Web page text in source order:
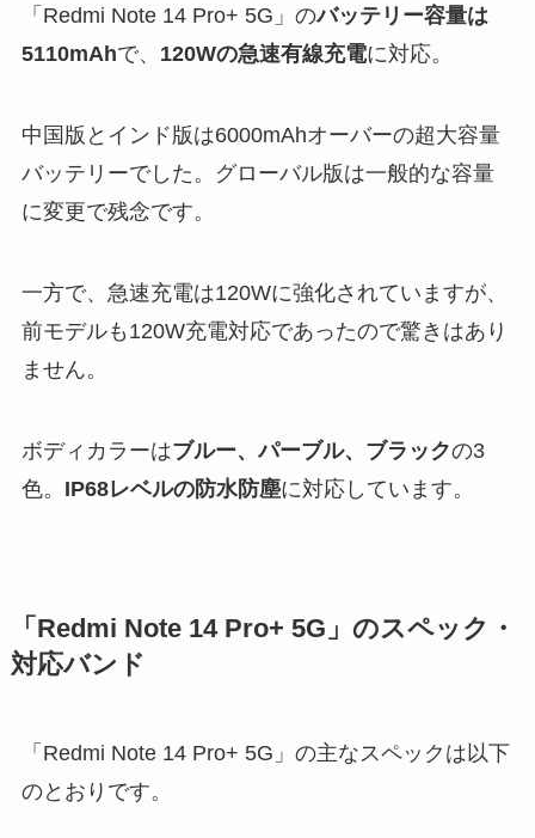
「Redmi Note 14 Pro+ 5G」のバッテリー容量は
5110mAhで、 120Wの急速有線充電に対応。
中国版とインド版は6000mAhオーバーの超大容量
バッテリーでした。グローバル版は一般的な容量
に変更で残念です。
一方で、急速充電は120Wに強化されていますが、
前モデルも120W充電対応であったので驚きはあり
ません。
ボディカラーはブルー、パーブル、ブラックの3
色。 IP68レベルの防水防塵に対応しています。
「Redmi Note 14 Pro+ 5G」のスペック・
対応バンド
「Redmi Note 14 Pro+ 5G」の主なスペックは以下
のとおりです。